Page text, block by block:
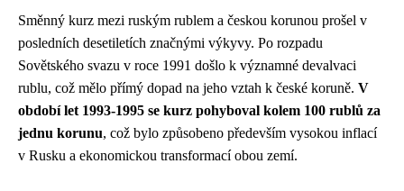
Směnný kurz mezi ruským rublem a českou korunou prošel v
posledních desetiletích značnými výkyvy. Po rozpadu
Sovětského svazu v roce 1991 došlo k významné devalvaci
rublu, což mělo přímý dopad na jeho vztah k české koruně. V
období let 1993-1995 se kurz pohyboval kolem 100 rublů za
jednu korunu, což bylo způsobeno především vysokou inflací
v Rusku a ekonomickou transformací obou zemí.